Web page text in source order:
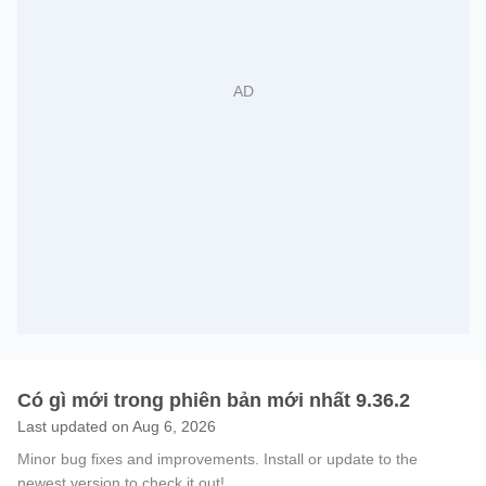
Có gì mới trong phiên bản mới nhất 9.36.2
Last updated on Aug 6, 2026
Minor bug fixes and improvements. Install or update to the